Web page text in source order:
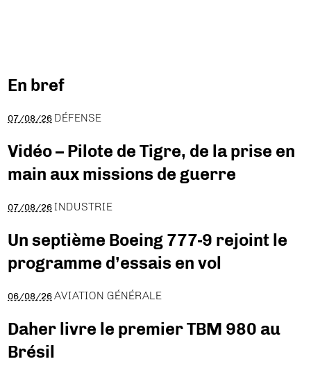
En bref
07/08/26 DÉFENSE
Vidéo – Pilote de Tigre, de la prise en
main aux missions de guerre
07/08/26 INDUSTRIE
Un septième Boeing 777-9 rejoint le
programme d’essais en vol
06/08/26 AVIATION GÉNÉRALE
Daher livre le premier TBM 980 au
Brésil